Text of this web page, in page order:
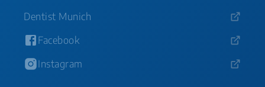
Dentist Munich
Facebook
Instagram